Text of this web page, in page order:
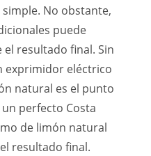
No obstante,
puede
resultado final. Sin
exprimidor eléctrico
natural es el punto
perfecto Costa
de limón natural
resultado final.